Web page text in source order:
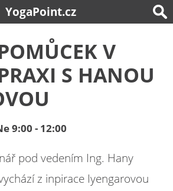
YogaPoint.cz
V
S HANOU
9:00 - 12:00
pod vedením Ing. Hany
z inpirace Iyengarovou